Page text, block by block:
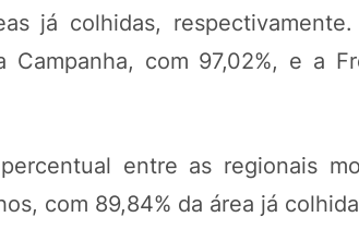
já colhidas,
Campanha, com 97,02%, e a
entre as regionais
com 89,84% da área já